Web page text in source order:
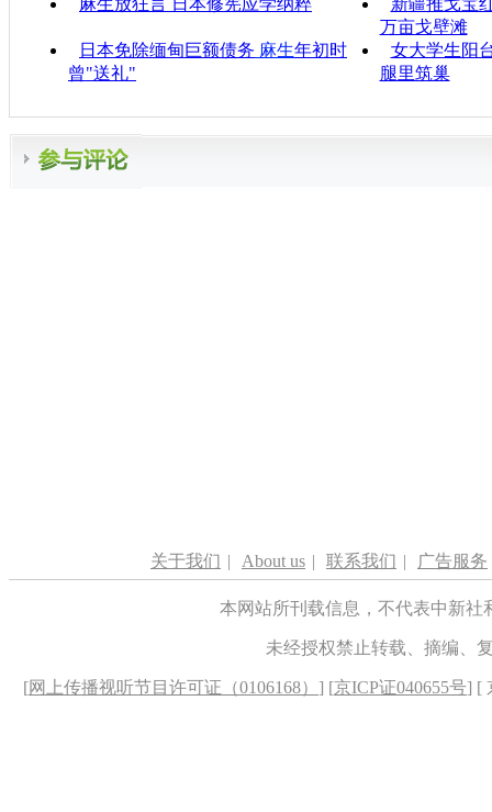
万亩戈壁滩
日本免除缅甸巨额债务 麻生年初时
曾"送礼"
女大学生阳
腿里筑巢
关于我们 | About us | 联系我们 | 广告服务
本网站所刊载信息，不代表中新
未经授权禁止转载、摘编、
[网上传播视听节目许可证（0106168） ] [京ICP证040655号] [